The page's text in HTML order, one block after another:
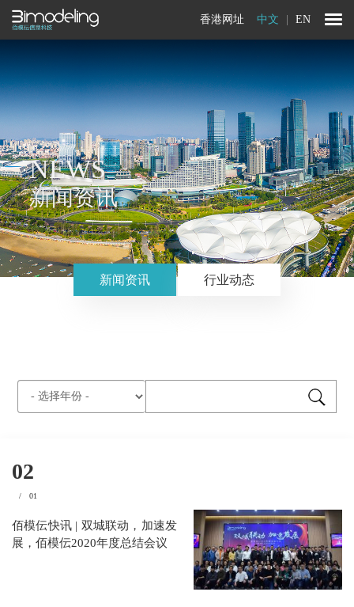
中文 EN
香港网址
NEWS
新闻资讯
新闻资讯 行业动态
02
/ 01
佰模伝快讯 | 双城联动，加速发
展，佰模伝2020年度总结会议